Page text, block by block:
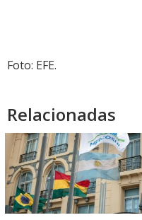
Foto: EFE.
Relacionadas